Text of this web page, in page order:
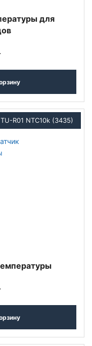
для
TU-R01 NTC10k (3435)